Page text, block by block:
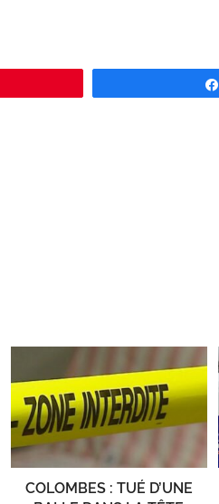
COLOMBES : TUÉ D’UNE